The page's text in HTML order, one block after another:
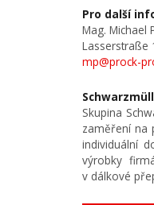
Pro další
Mag. Michael
Lasserstraße
mp@prock-
Skupina
zaměření na
individuální
výrobky
v dálkové